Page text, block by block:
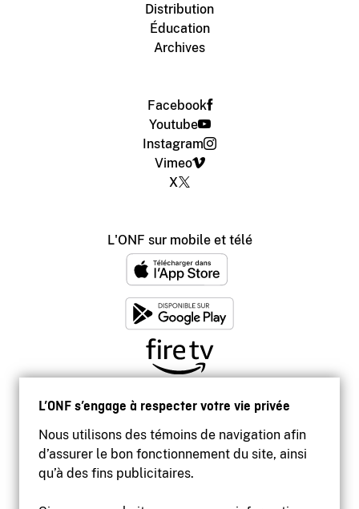
L’ONF s’engage à respecter votre vie privée
Nous utilisons des témoins de navigation afin
d’assurer le bon fonctionnement du site, ainsi
qu’à des fins publicitaires.
Distribution
Éducation
Archives
Facebook
Youtube
Instagram
Vimeo
X
L'ONF sur mobile et télé